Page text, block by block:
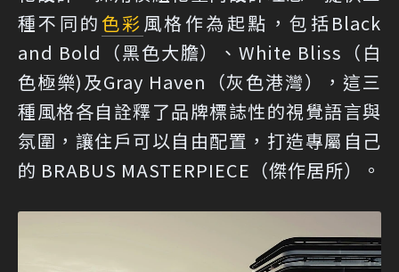
種不同的 色彩風格作為起點，包括Black
and Bold（黑色大膽）、White Bliss（白
色極樂)及Gray Haven（灰色港灣），這三
種風格各自詮釋了品牌標誌性的視覺語言與
氛圍，讓住戶可以自由配置，打造專屬自己
的 BRABUS MASTERPIECE（傑作居所）。